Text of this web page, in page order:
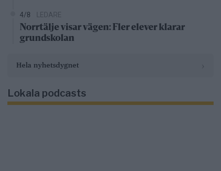
4/8 LEDARE
Norrtälje visar vägen: Fler elever klarar
grundskolan
Hela nyhetsdygnet
Lokala podcasts